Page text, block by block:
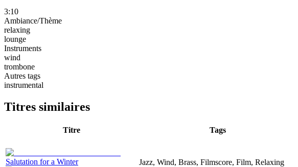
3:10
Ambiance/Thème
relaxing
lounge
Instruments
wind
trombone
Autres tags
instrumental
Titres similaires
Titre Tags
Salutation for a Winter Jazz, Wind, Brass, Filmscore, Film, Relaxing